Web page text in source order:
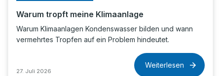
Warum tropft meine Klimaanlage
Warum Klimaanlagen Kondenswasser bilden und wann
vermehrtes Tropfen auf ein Problem hindeutet.
27. Juli 2026
Weiterlesen